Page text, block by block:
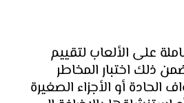
على الألعاب لتقييم
ذلك اختبار المخاطر
الحادة أو الأجزاء الصغيرة